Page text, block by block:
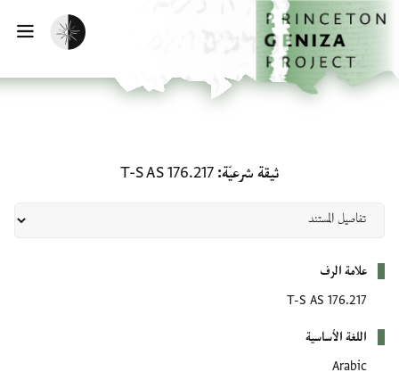
إلى المحتوى الرئيسي
الرئيسية
تفعيل الوضع المظلم
ثيقة شرعيّة T-S AS 176.217
علامة الرف
T-S AS 176.217
اللغة الأساسية
Arabic